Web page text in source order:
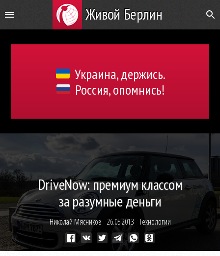
Живой Берлин
Украина, держись.
Россия, опомнись!
DriveNow: премиум классом
за разумные деньги
Николай Мясников 26.05.2013Технологии